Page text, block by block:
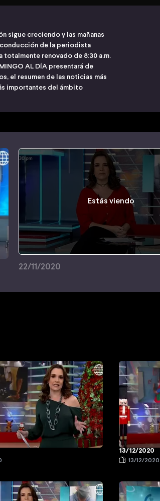
sigue creciendo y las mañanas
de la periodista
totalmente renovado de 8:30 a.m.
AL DÍA presentará de
el resumen de las noticias más
importantes del ámbito
Estás viendo
22/11/2020
13/12/2020
13/12/2020